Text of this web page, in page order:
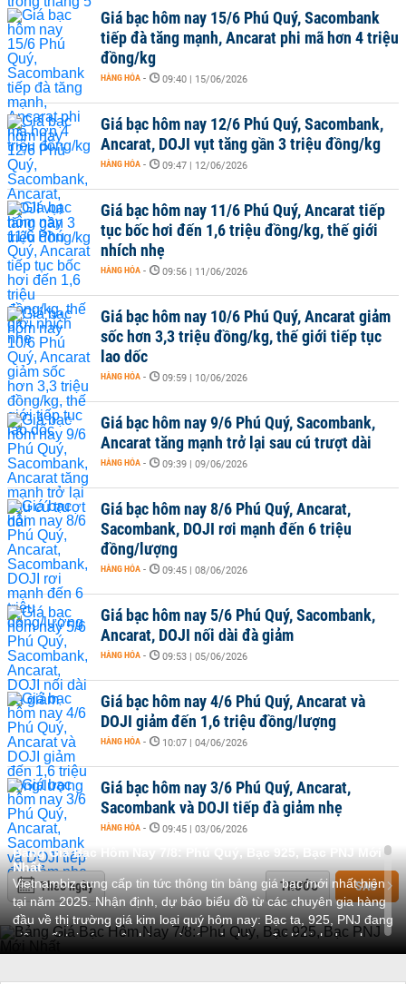
Giá bạc hôm nay 15/6 Phú Quý, Sacombank
tiếp đà tăng mạnh, Ancarat phi mã hơn 4 triệu
đồng/kg
HÀNG HÓA - 09:40 | 15/06/2026
Giá bạc hôm nay 12/6 Phú Quý, Sacombank,
Ancarat, DOJI vụt tăng gần 3 triệu đồng/kg
HÀNG HÓA - 09:47 | 12/06/2026
Giá bạc hôm nay 11/6 Phú Quý, Ancarat tiếp
tục bốc hơi đến 1,6 triệu đồng/kg, thế giới
nhích nhẹ
HÀNG HÓA - 09:56 | 11/06/2026
Giá bạc hôm nay 10/6 Phú Quý, Ancarat giảm
sốc hơn 3,3 triệu đồng/kg, thế giới tiếp tục
lao dốc
HÀNG HÓA - 09:59 | 10/06/2026
Giá bạc hôm nay 9/6 Phú Quý, Sacombank,
Ancarat tăng mạnh trở lại sau cú trượt dài
HÀNG HÓA - 09:39 | 09/06/2026
Giá bạc hôm nay 8/6 Phú Quý, Ancarat,
Sacombank, DOJI rơi mạnh đến 6 triệu
đồng/lượng
HÀNG HÓA - 09:45 | 08/06/2026
Giá bạc hôm nay 5/6 Phú Quý, Sacombank,
Ancarat, DOJI nối dài đà giảm
HÀNG HÓA - 09:53 | 05/06/2026
Giá bạc hôm nay 4/6 Phú Quý, Ancarat và
DOJI giảm đến 1,6 triệu đồng/lượng
HÀNG HÓA - 10:07 | 04/06/2026
Giá bạc hôm nay 3/6 Phú Quý, Ancarat,
Sacombank và DOJI tiếp đà giảm nhẹ
HÀNG HÓA - 09:45 | 03/06/2026
Theo ngày TRƯỚC SAU
Bảng Giá Bạc Hôm Nay 7/8: Phú Quý, Bạc 925, Bạc PNJ Mới
Nhất
Vietnambiz cung cấp tin tức thông tin bảng giá bạc mới nhất hiện
tại năm 2025. Nhận định, dự báo biểu đồ từ các chuyên gia hàng
đầu về thị trường giá kim loại quý hôm nay: Bạc ta, 925, PNJ đang
niêm yết tại các ngân hàng và các cửa hàng đại lý kinh doanh
toàn quốc như: Tphcm, Hà Nội, Cà Mau, Đà nẵng...